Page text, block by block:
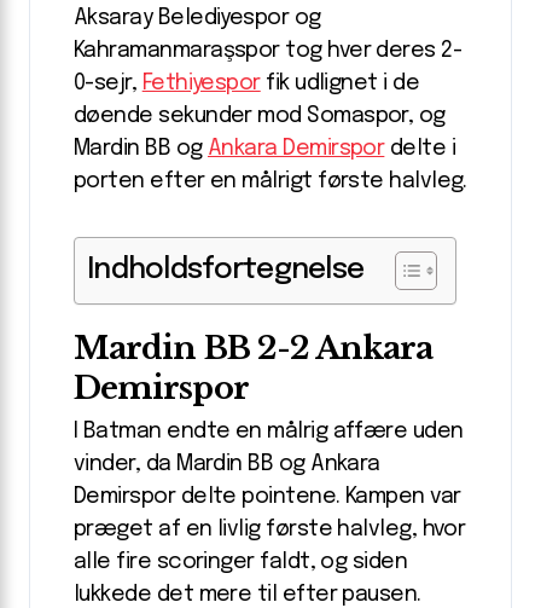
Aksaray Belediyespor og
Kahramanmaraşspor tog hver deres 2-
0-sejr, Fethiyesporfik udlignet i de
døende sekunder mod Somaspor, og
Mardin BB og Ankara Demirspordelte i
porten efter en målrigt første halvleg.
Indholdsfortegnelse
Mardin BB 2-2 Ankara
Demirspor
I Batman endte en målrig affære uden
vinder, da Mardin BB og Ankara
Demirspor delte pointene. Kampen var
præget af en livlig første halvleg, hvor
alle fire scoringer faldt, og siden
lukkede det mere til efter pausen.